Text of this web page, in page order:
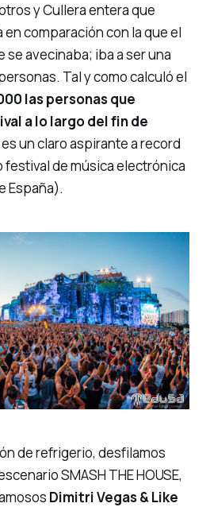
y Cullera entera que
en comparación con la que el
se avecinaba; iba a ser una
Tal y como calculó el
las personas que
a lo largo del fin de
un claro aspirante a record
festival de música electrónica
España).
de refrigerio, desfilamos
SMASH THE HOUSE,
Dimitri Vegas & Like